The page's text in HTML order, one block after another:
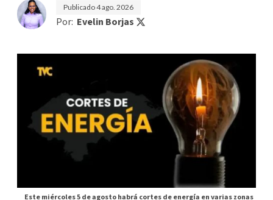
Publicado4 ago. 2026
Por: Evelin Borjas
Este miércoles 5 de agosto habrá cortes de energía en varias zonas